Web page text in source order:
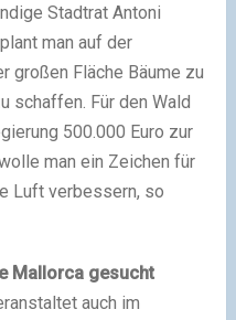
Stadtrat Antoni
man auf der
großen Fläche Bäume zu
schaffen. Für den Wald
500.000 Euro zur
man ein Zeichen für
Luft verbessern, so
Mallorca gesucht
auch im